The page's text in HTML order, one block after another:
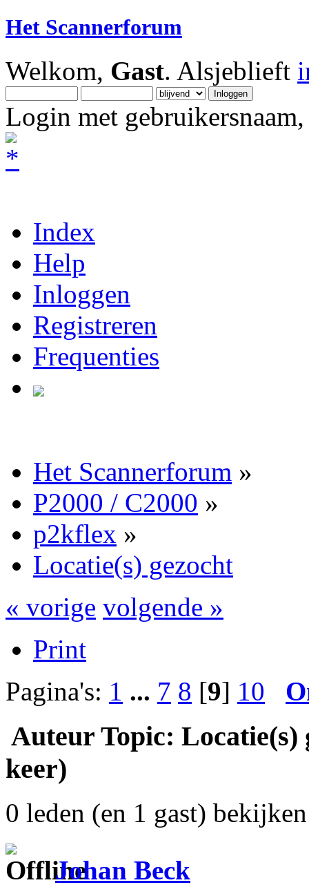
Het Scannerforum
Welkom, Gast. Alsjeblieft
Login met
Index
Help
Inloggen
Registreren
Frequenties
Het Scannerforum »
P2000 / C2000 »
p2kflex »
Locatie(s) gezocht
« vorige volgende »
Print
Pagina's: 1 ... 7 8 [9] 10
Auteur Topic: Locatie(s)
keer)
0 leden (en 1 gast)
Johan Beck